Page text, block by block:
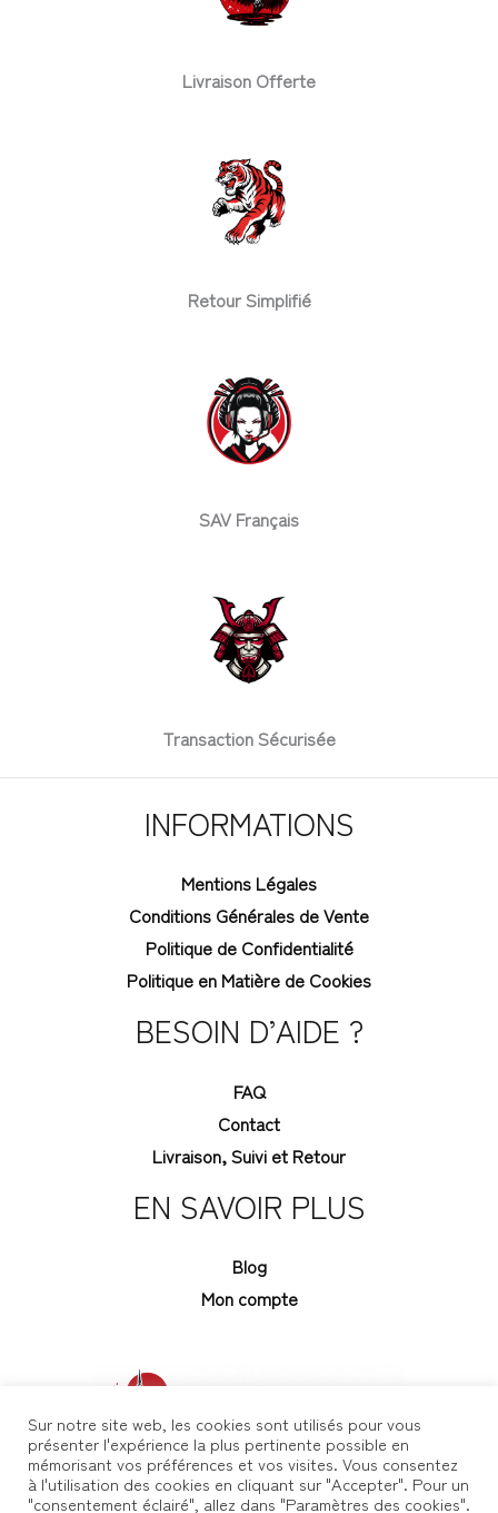
Livraison Offerte
Retour Simplifié
SAV Français
Transaction Sécurisée
INFORMATIONS
Mentions Légales
Conditions Générales de Vente
Politique de Confidentialité
Politique en Matière de Cookies
BESOIN D’AIDE ?
FAQ
Contact
Livraison, Suivi et Retour
EN SAVOIR PLUS
Blog
Mon compte
Sur notre site web, les cookies sont utilisés pour vous
présenter l'expérience la plus pertinente possible en
mémorisant vos préférences et vos visites. Vous consentez
à l'utilisation des cookies en cliquant sur "Accepter". Pour un
"consentement éclairé", allez dans "Paramètres des cookies".